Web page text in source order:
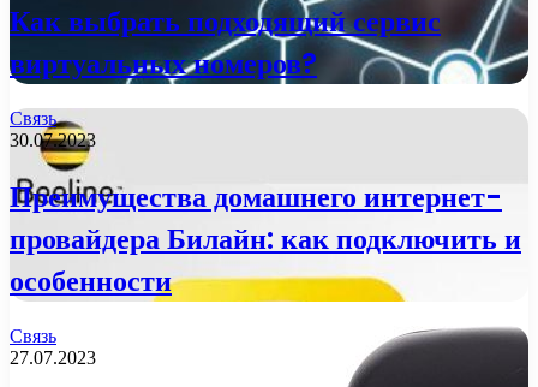
Как выбрать подходящий сервис
виртуальных номеров?
Связь
30.07.2023
Преимущества домашнего интернет-
провайдера Билайн: как подключить и
особенности
Связь
27.07.2023